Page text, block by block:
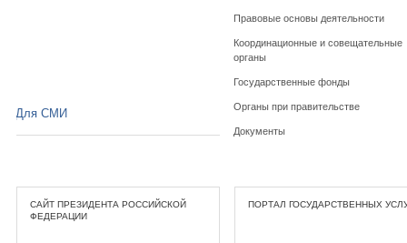
Правовые основы деятельности
Координационные и совещательные
органы
Государственные фонды
Органы при правительстве
Документы
Для СМИ
САЙТ ПРЕЗИДЕНТА РОССИЙСКОЙ
ФЕДЕРАЦИИ
ПОРТАЛ ГОСУДАРСТВЕННЫХ